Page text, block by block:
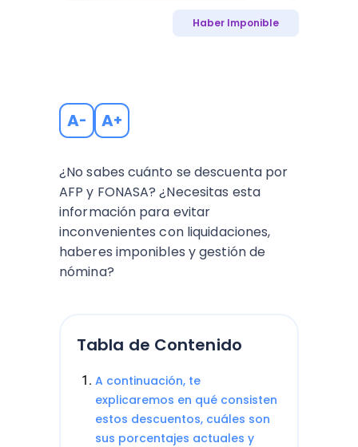
Haber Imponible
A- A+
¿No sabes cuánto se descuenta por
AFP y FONASA? ¿Necesitas esta
información para evitar
inconvenientes con liquidaciones,
haberes imponibles y gestión de
nómina?
Tabla de Contenido
A continuación, te
explicaremos en qué consisten
estos descuentos, cuáles son
sus porcentajes actuales y